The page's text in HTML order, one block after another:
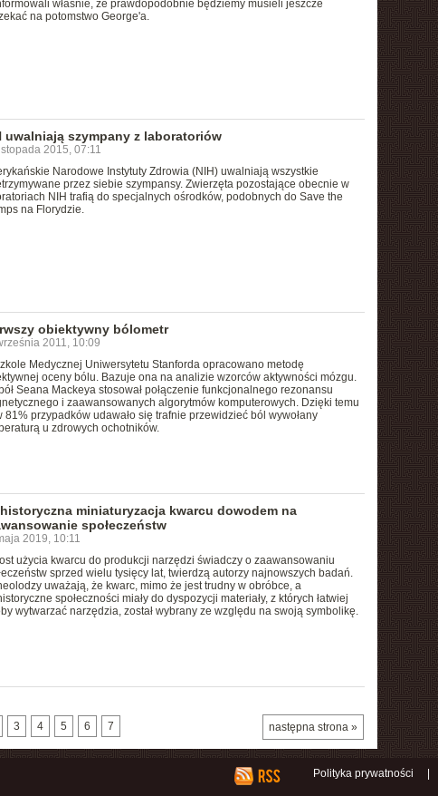
właśnie, że prawdopodobnie będziemy musieli jeszcze
na potomstwo George'a.
uwalniają szympany z laboratoriów
2015, 07:11
Narodowe Instytuty Zdrowia (NIH) uwalniają wszystkie
przez siebie szympansy. Zwierzęta pozostające obecnie w
NIH trafią do specjalnych ośrodków, podobnych do Save the
na Florydzie.
obiektywny bólometr
2011, 10:09
Medycznej Uniwersytetu Stanforda opracowano metodę
oceny bólu. Bazuje ona na analizie wzorców aktywności mózgu.
Seana Mackeya stosował połączenie funkcjonalnego rezonansu
i zaawansowanych algorytmów komputerowych. Dzięki temu
81% przypadków udawało się trafnie przewidzieć ból wywołany
u zdrowych ochotników.
miniaturyzacja kwarcu dowodem na
społeczeństw
2019, 10:11
użycia kwarcu do produkcji narzędzi świadczy o zaawansowaniu
sprzed wielu tysięcy lat, twierdzą autorzy najnowszych badań.
uważają, że kwarc, mimo że jest trudny w obróbce, a
społeczności miały do dyspozycji materiały, z których łatwiej
wytwarzać narzędzia, został wybrany ze względu na swoją symbolikę.
następna strona »
3 4 5 6 7
Polityka prywatności